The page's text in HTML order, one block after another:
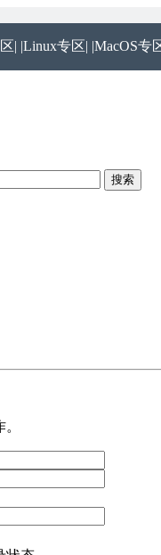
| |Linux专区| |MacOS专